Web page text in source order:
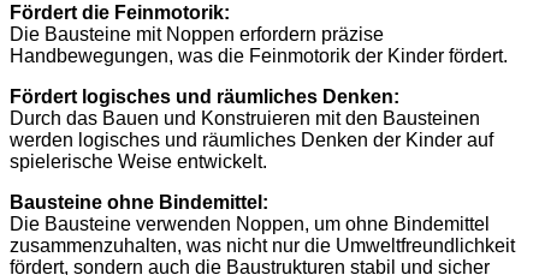
Fördert die Feinmotorik:
Die Bausteine mit Noppen erfordern präzise
Handbewegungen, was die Feinmotorik der Kinder fördert.
Fördert logisches und räumliches Denken:
Durch das Bauen und Konstruieren mit den Bausteinen
werden logisches und räumliches Denken der Kinder auf
spielerische Weise entwickelt.
Bausteine ohne Bindemittel:
Die Bausteine verwenden Noppen, um ohne Bindemittel
zusammenzuhalten, was nicht nur die Umweltfreundlichkeit
fördert, sondern auch die Baustrukturen stabil und sicher